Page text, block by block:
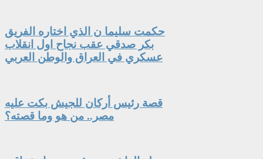
حكمت سليما ن الذي اختاره الفريق
بكر صدقي عقب نجاح اول انقلاب
عسكري في العراق والوطن العربي
قصة رئيس أركان للجيش بكت عليه
مصر.. من هو وما قصته؟